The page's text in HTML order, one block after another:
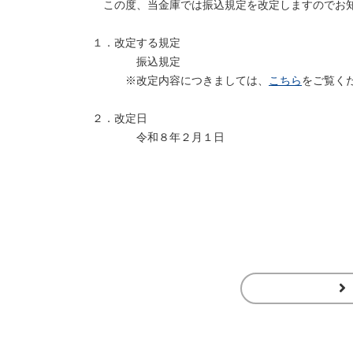
この度、当金庫では振込規定を改定しますのでお
１．改定する規定
振込規定
※改定内容につきましては、 こちら をご覧く
２．改定日
令和８年２月１日